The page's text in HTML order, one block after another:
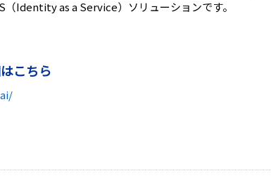
Identity as a Service）ソリューションです。
こちら